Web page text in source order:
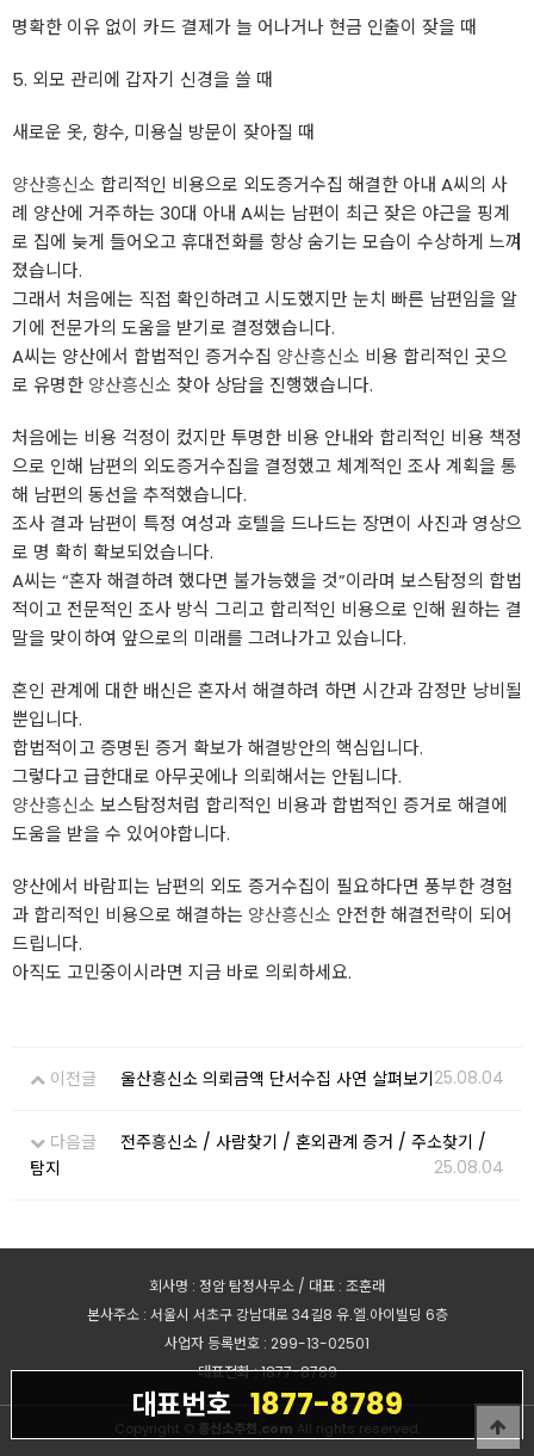
명확한 이유 없이 카드 결제가 늘 어나거나 현금 인출이 잦을 때
5. 외모 관리에 갑자기 신경을 쓸 때
새로운 옷, 향수, 미용실 방문이 잦아질 때
양산흥신소 합리적인 비용으로 외도증거수집 해결한 아내 A씨의 사
례 양산에 거주하는 30대 아내 A씨는 남편이 최근 잦은 야근을 핑계
로 집에 늦게 들어오고 휴대전화를 항상 숨기는 모습이 수상하게 느껴
졌습니다.
그래서 처음에는 직접 확인하려고 시도했지만 눈치 빠른 남편임을 알
기에 전문가의 도움을 받기로 결정했습니다.
A씨는 양산에서 합법적인 증거수집 양산흥신소 비용 합리적인 곳으
로 유명한 양산흥신소 찾아 상담을 진행했습니다.
처음에는 비용 걱정이 컸지만 투명한 비용 안내와 합리적인 비용 책정
으로 인해 남편의 외도증거수집을 결정했고 체계적인 조사 계획을 통
해 남편의 동선을 추적했습니다.
조사 결과 남편이 특정 여성과 호텔을 드나드는 장면이 사진과 영상으
로 명 확히 확보되었습니다.
A씨는 “혼자 해결하려 했다면 불가능했을 것”이라며 보스탐정의 합법
적이고 전문적인 조사 방식 그리고 합리적인 비용으로 인해 원하는 결
말을 맞이하여 앞으로의 미래를 그려나가고 있습니다.
혼인 관계에 대한 배신은 혼자서 해결하려 하면 시간과 감정만 낭비될
뿐입니다.
합법적이고 증명된 증거 확보가 해결방안의 핵심입니다.
그렇다고 급한대로 아무곳에나 의뢰해서는 안됩니다.
양산흥신소 보스탐정처럼 합리적인 비용과 합법적인 증거로 해결에
도움을 받을 수 있어야합니다.
양산에서 바람피는 남편의 외도 증거수집이 필요하다면 풍부한 경험
과 합리적인 비용으로 해결하는 양산흥신소 안전한 해결전략이 되어
드립니다.
아직도 고민중이시라면 지금 바로 의뢰하세요.
이전글 울산흥신소 의뢰금액 단서수집 사연 살펴보기25.08.04
다음글
전주흥신소 / 사람찾기 / 혼외관계 증거 / 주소찾기 /
탐지
25.08.04
대표번호 1877-8789
회사명 : 정암 탐정사무소 / 대표 : 조훈래
본사주소 : 서울시 서초구 강남대로 34길8 유.엘.아이빌딩 6층
사업자 등록번호 : 299-13-02501
대표전화 : 1877-8789
Copyright © 흥신소추천.com All rights reserved.